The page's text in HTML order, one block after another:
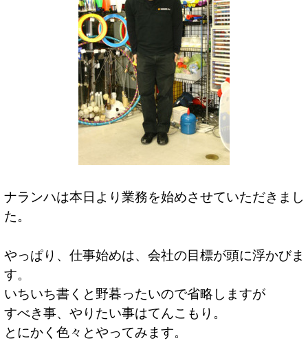
ナランハは本日より業務を始めさせていただきまし
た。
やっぱり、仕事始めは、会社の目標が頭に浮かびま
す。
いちいち書くと野暮ったいので省略しますが
すべき事、やりたい事はてんこもり。
とにかく色々とやってみます。